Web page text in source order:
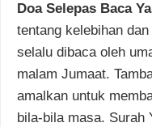
Doa Selepas Baca
tentang kelebihan
selalu dibaca oleh
malam Jumaat.
amalkan untuk
bila-bila masa. Surah